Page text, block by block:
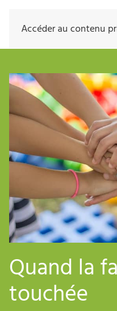
Accéder au contenu
Quand la
touchée